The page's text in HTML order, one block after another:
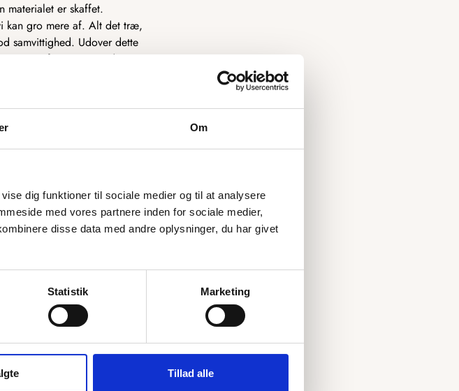
Om
dig funktioner til sociale medier og til at analysere
med vores partnere inden for sociale medier,
disse data med andre oplysninger, du har givet
Statistik Marketing
Tillad alle
materialet er skaffet.
kan gro mere af. Alt det træ,
samvittighed. Udover dette
Træfiner er et tyndt
bæredygtigt, da det
derimod et træprodukt, som
kan bruges, bliver lavet
produktionen af vores
præcis efter dine
kort, så er vi klar til at
det efter dine tanker. Vi
du gerne vil have gjort til
det er kun fantasien, der